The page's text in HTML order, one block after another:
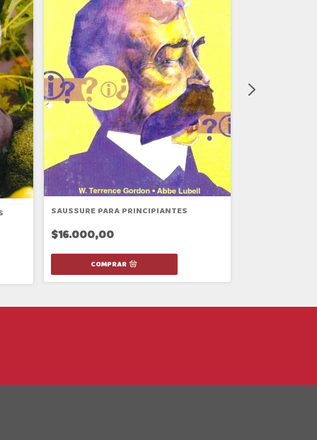
SAUSSURE PARA PRINCIPIANTES
$16.000,00